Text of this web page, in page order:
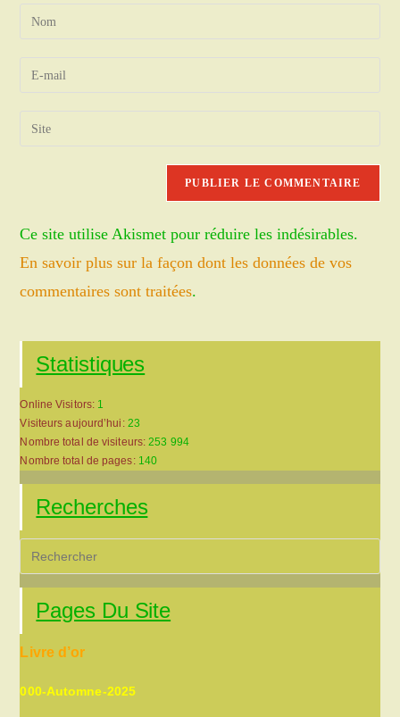
Enter
Enter
address
Saisir
(facultatif)
Ce site utilise Akismet pour réduire les indésirables.
En savoir plus sur la façon dont les données de vos
commentaires sont traitées.
Statistiques
Online Visitors: 1
Visiteurs aujourd’hui: 23
Nombre total de visiteurs:253 994
Nombre total de pages: 140
Recherches
Pages Du Site
Livre d’or
000-Automne-2025